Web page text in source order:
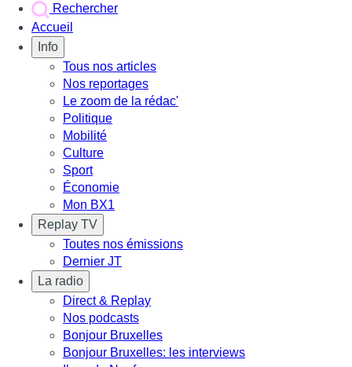
Rechercher
Accueil
Info
Tous nos articles
Nos reportages
Le zoom de la rédac'
Politique
Mobilité
Culture
Sport
Économie
Mon BX1
Replay TV
Toutes nos émissions
Dernier JT
La radio
Direct & Replay
Nos podcasts
Bonjour Bruxelles
Bonjour Bruxelles: les interviews